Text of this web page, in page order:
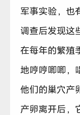
军事实验，也
调查后发现这
在每年的繁殖
地哼哼唧唧，
他们的巢穴产
产卵离开后，